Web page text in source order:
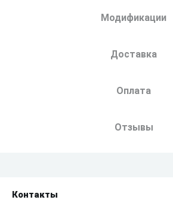
Модификации
Доставка
Оплата
Отзывы
Контакты